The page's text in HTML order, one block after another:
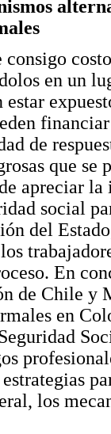
en un
estar
de
que se
apreciar
social
del
En
de Chile y
en
los